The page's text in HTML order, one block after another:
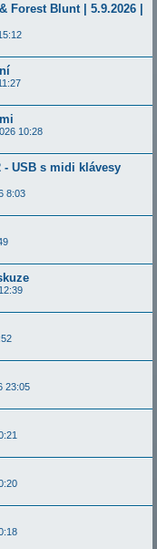
Forest Blunt | 5.9.2026 |
10:28
- USB s midi klávesy
8:03
23:05